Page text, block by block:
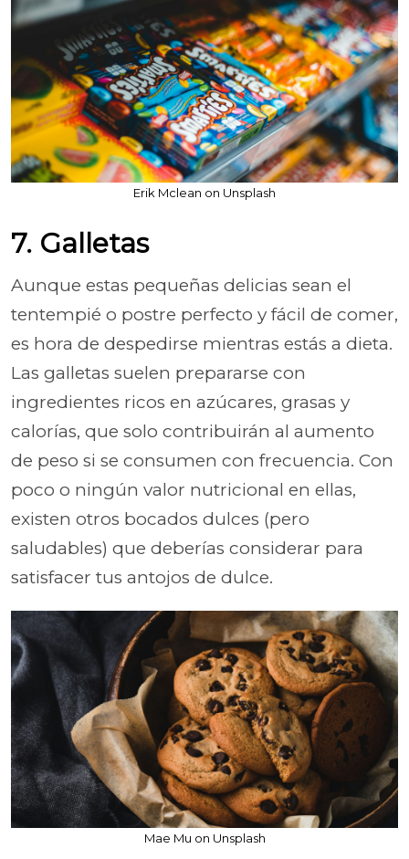
Erik Mclean on Unsplash
7. Galletas
Aunque estas pequeñas delicias sean el
tentempié o postre perfecto y fácil de comer,
es hora de despedirse mientras estás a dieta.
Las galletas suelen prepararse con
ingredientes ricos en azúcares, grasas y
calorías, que solo contribuirán al aumento
de peso si se consumen con frecuencia. Con
poco o ningún valor nutricional en ellas,
existen otros bocados dulces (pero
saludables) que deberías considerar para
satisfacer tus antojos de dulce.
Mae Mu on Unsplash